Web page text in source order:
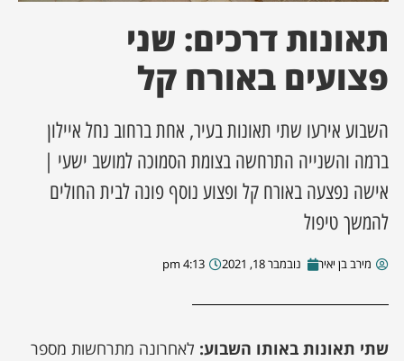
מסע מלחמה
השבוע
מקומית
עסקים
תאונות דרכים: שני
פצועים באורח קל
השבוע אירעו שתי תאונות בעיר, אחת ברחוב נחל איילון
ברמה והשנייה התרחשה בצומת הסמוכה למושב ישעי |
אישה נפצעה באורח קל ופצוע נוסף פונה לבית החולים
להמשך טיפול
מירב בן יאיר נובמבר 18, 2021 4:13 pm
שתי תאונות באותו השבוע: לאחרונה מתרחשות מספר